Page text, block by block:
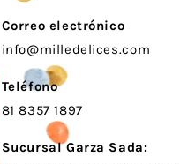
Correo electrónico
info@milledelices.com
Teléfono
81 8357 1897
Sucursal Garza Sada: